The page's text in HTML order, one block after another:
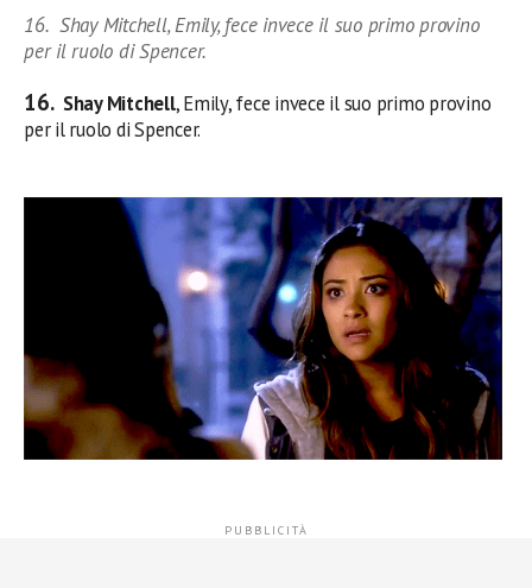
16. Shay Mitchell, Emily, fece invece il suo primo provino
per il ruolo di Spencer.
16. Shay Mitchell, Emily, fece invece il suo primo provino
per il ruolo di Spencer.